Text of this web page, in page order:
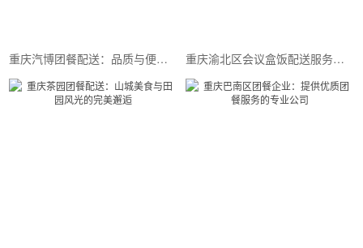
重庆汽博团餐配送：品质与便捷并重的餐饮新选择 重庆渝北区会议盒饭配送服务有哪些？